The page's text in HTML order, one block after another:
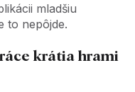
mladšiu
to nepôjde.
krátia hrami